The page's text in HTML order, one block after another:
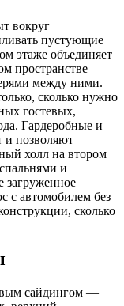
вокруг
пустующие
этаже объединяет
пространстве —
между ними.
сколько нужно
гостевых,
Гардеробные и
и позволяют
холл на втором
и
загруженное
с автомобилем без
сколько
сайдингом —